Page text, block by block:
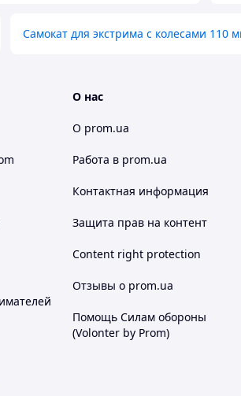
Самокат для экстрима с колесами 110
О нас
О prom.ua
Работа в prom.ua
Контактная информация
Защита прав на контент
Content right protection
Отзывы о prom.ua
Помощь Силам обороны
(Volonter by Prom)